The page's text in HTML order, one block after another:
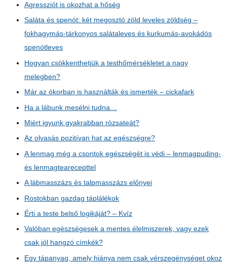
Agressziót is okozhat a hőség
Saláta és spenót: két megosztó zöld leveles zöldség –
fokhagymás-tárkonyos salátaleves és kurkumás-avokádós
spenótleves
Hogyan csökkenthetjük a testhőmérsékletet a nagy
melegben?
Már az ókorban is használták és ismerték – cickafark
Ha a lábunk mesélni tudna…
Miért igyunk gyakrabban rózsateát?
Az olvasás pozitívan hat az egészségre?
A lenmag még a csontok egészségét is védi – lenmagpuding-
és lenmagtearecepttel
A lábmasszázs és talpmasszázs előnyei
Rostokban gazdag táplálékok
Érti a teste belső logikáját? – Kvíz
Valóban egészségesek a mentes élelmiszerek, vagy ezek
csak jól hangzó címkék?
Egy tápanyag, amely hiánya nem csak vérszegénységet okoz